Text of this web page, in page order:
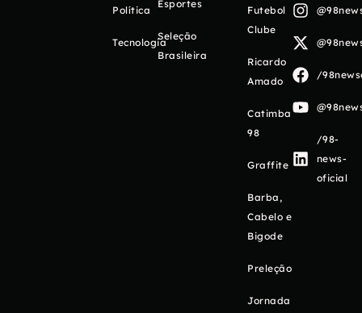
Política
Tecnologia
Esportes
Seleção
Brasileira
Futebol
Clube
Ricardo
Amado
Catimba
98
Graffite
Barba,
Cabelo e
Bigode
Preleção
Jornada
/
/98-
news-
oficial